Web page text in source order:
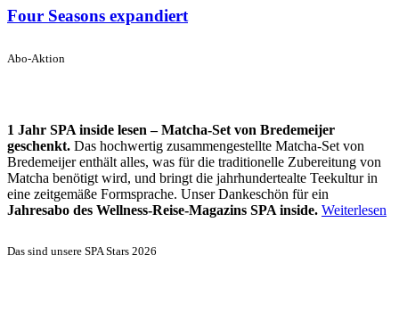
Four Seasons expandiert
Abo-Aktion
1 Jahr SPA inside lesen – Matcha-Set von Bredemeijer
geschenkt. Das hochwertig zusammengestellte Matcha-Set von
Bredemeijer enthält alles, was für die traditionelle Zubereitung von
Matcha benötigt wird, und bringt die jahrhundertealte Teekultur in
eine zeitgemäße Formsprache. Unser Dankeschön für ein
Jahresabo des Wellness-Reise-Magazins SPA inside. Weiterlesen
Das sind unsere SPA Stars 2026